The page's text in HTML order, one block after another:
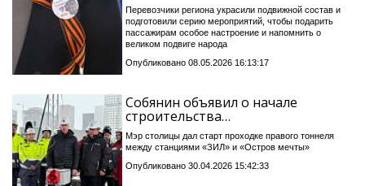
Перевозчики региона украсили подвижной состав и
подготовили серию мероприятий, чтобы подарить
пассажирам особое настроение и напомнить о
великом подвиге народа
Опубликовано 08.05.2026 16:13:17
Собянин объявил о начале
строительства…
Мэр столицы дал старт проходке правого тоннеля
между станциями «ЗИЛ» и «Остров мечты»
Опубликовано 30.04.2026 15:42:33